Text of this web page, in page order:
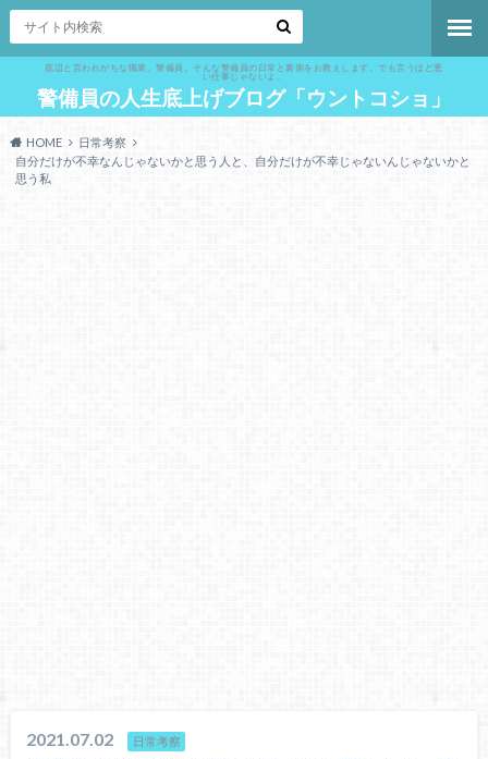
底辺と言われがちな職業、警備員。そんな警備員の日常と裏側をお教えします。でも言うほど悪
い仕事じゃないよ。
警備員の人生底上げブログ「ウントコショ」
HOME
日常考察
自分だけが不幸なんじゃないかと思う人と、自分だけが不幸じゃないんじゃないかと
思う私
2021.07.02 日常考察